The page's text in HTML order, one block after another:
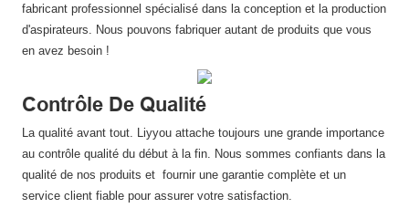
fabricant professionnel spécialisé dans la conception et la production
d'aspirateurs. Nous pouvons fabriquer autant de produits que vous
en avez besoin !
Contrôle De Qualité
La qualité avant tout. Liyyou attache toujours une grande importance
au contrôle qualité du début à la fin. Nous sommes confiants dans la
qualité de nos produits et fournir une garantie complète et un
service client fiable pour assurer votre satisfaction.